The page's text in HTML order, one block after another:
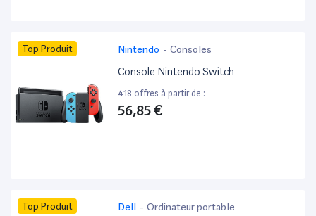
Top Produit Nintendo - Consoles
Console Nintendo Switch
418 offres à partir de :
56,85 €
Top Produit Dell - Ordinateur portable